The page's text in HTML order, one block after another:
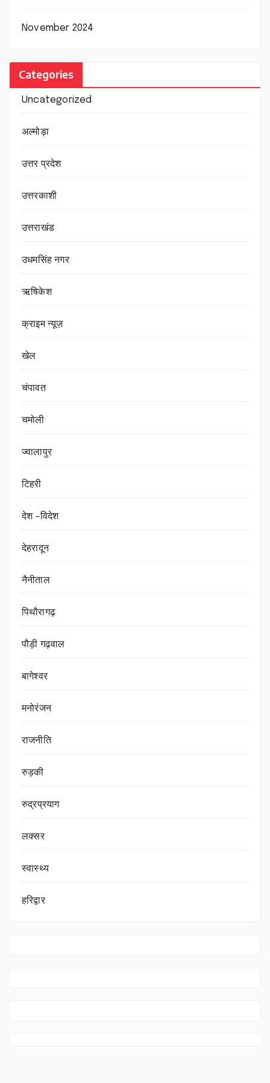
November 2024
Categories
Uncategorized
अल्मोड़ा
उत्तर प्रदेश
उत्तरकाशी
उत्तराखंड
उधमसिंह नगर
ऋषिकेश
क्राइम न्यूज़
खेल
चंपावत
चमोली
ज्वालापुर
टिहरी
देश -विदेश
देहरादून
नैनीताल
पिथौरागढ़
पौड़ी गढ़वाल
बागेश्वर
मनोरंजन
राजनीति
रुड़की
रुद्रप्रयाग
लक्सर
स्वास्थ्य
हरिद्वार